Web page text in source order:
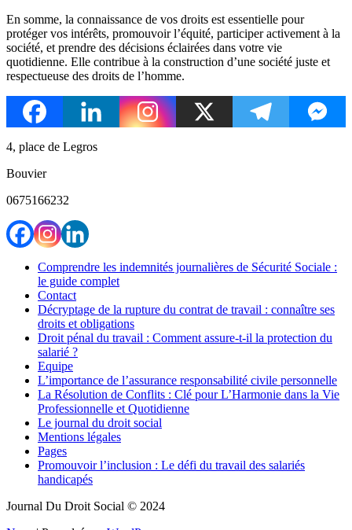
En somme, la connaissance de vos droits est essentielle pour
protéger vos intérêts, promouvoir l’équité, participer activement à la
société, et prendre des décisions éclairées dans votre vie
quotidienne. Elle contribue à la construction d’une société juste et
respectueuse des droits de l’homme.
4, place de Legros
Bouvier
0675166232
Comprendre les indemnités journalières de Sécurité Sociale :
le guide complet
Contact
Décryptage de la rupture du contrat de travail : connaître ses
droits et obligations
Droit pénal du travail : Comment assure-t-il la protection du
salarié ?
Equipe
L’importance de l’assurance responsabilité civile personnelle
La Résolution de Conflits : Clé pour L’Harmonie dans la Vie
Professionnelle et Quotidienne
Le journal du droit social
Mentions légales
Pages
Promouvoir l’inclusion : Le défi du travail des salariés
handicapés
Journal Du Droit Social © 2024